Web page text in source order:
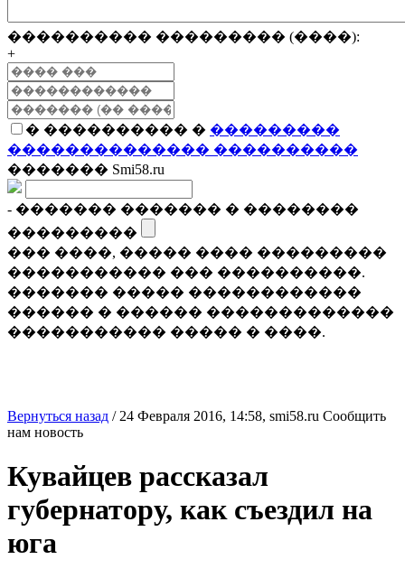
���������� ��������� (����):
+
� ���������� � ���������
�������������� ����������
������� Smi58.ru
- ������� ������� � ��������
���������
��� ����, ����� ���� ���������
����������� ��� ����������.
������� ����� ������������
������ � ������ �������������
����������� ����� � ����.
Вернуться назад / 24 Февраля 2016, 14:58, smi58.ru Сообщить
нам новость
Кувайцев рассказал
губернатору, как съездил на
юга